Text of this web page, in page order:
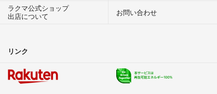
ラクマ公式ショップ
出店について
お問い合わせ
リンク